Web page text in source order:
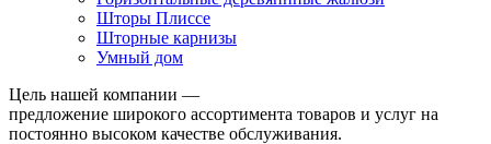
Шторы Плиссе
Шторные карнизы
Умный дом
Цель нашей компании —
предложение широкого ассортимента товаров и услуг на
постоянно высоком качестве обслуживания.